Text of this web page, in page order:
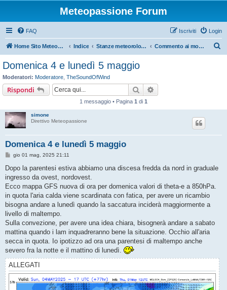
Meteopassione Forum
FAQ Login
Iscriviti
Home Sito Meteopassione Indice Stanze meteorologiche Commento ai modelli
Domenica 4 e lunedì 5 maggio
Moderatori: Moderatore TheSoundOfWind
Rispondi Cerca
1 messaggio • Pagina 1 di 1
simone
Direttivo Meteopassione
Domenica 4 e lunedì 5 maggio
M
s
s
a
g
o
gio 01 mag, 2025 21:11
Dopo la parentesi estiva abbiamo una discesa fredda da nord in graduale
ingresso da ovest, nordovest.
Ecco mappa GFS nuova di ora per domenica valori di theta-e a 850hPa.
in quota l'aria calda viene scardinata con fatica, per avere un ricambio
bisogna andare a lunedì quando la saccatura inciderà maggiormente a
livello di maltempo.
Sulla convezione, per avere una idea chiara, bisognerà andare a sabato
mattina quando i lam inquadreranno bene la situazione. Occhio all'aria
secca in quota. Io ipotizzo ad ora una parentesi di maltempo anche
severo fra la notte e il mattino di lunedì.
ALLEGATI